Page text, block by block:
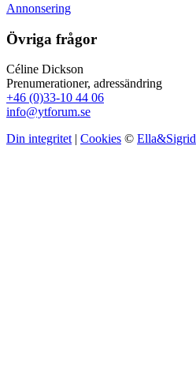
Annonsering
Övriga frågor
Céline Dickson
Prenumerationer, adressändring
+46 (0)33-10 44 06
info@ytforum.se
Din integritet | Cookies © Ella&Sigrid